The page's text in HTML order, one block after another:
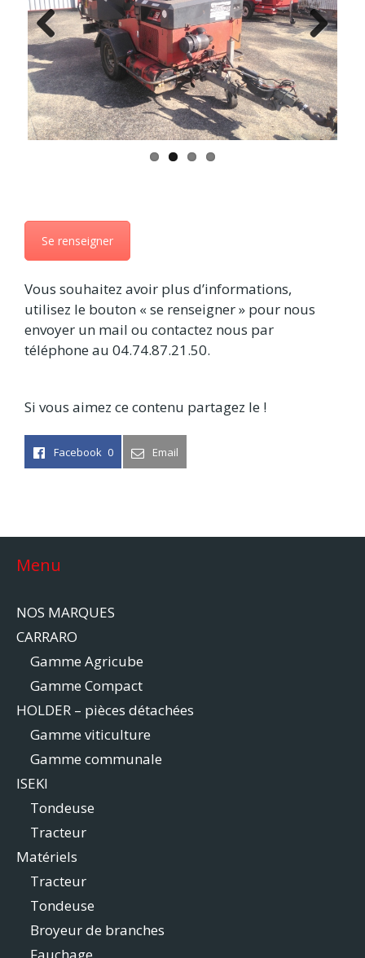
Previ
ous
Next
Se renseigner
Vous souhaitez avoir plus d’informations,
utilisez le bouton « se renseigner » pour nous
envoyer un mail ou contactez nous par
téléphone au 04.74.87.21.50.
Si vous aimez ce contenu partagez le !
Facebook 0 Email
Menu
NOS MARQUES
CARRARO
Gamme Agricube
Gamme Compact
HOLDER – pièces détachées
Gamme viticulture
Gamme communale
ISEKI
Tondeuse
Tracteur
Matériels
Tracteur
Tondeuse
Broyeur de branches